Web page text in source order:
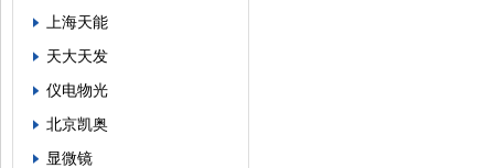
上海天能
天大天发
仪电物光
北京凯奥
显微镜